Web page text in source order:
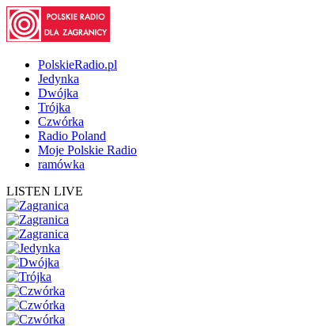
PolskieRadio.pl
Jedynka
Dwójka
Trójka
Czwórka
Radio Poland
Moje Polskie Radio
ramówka
LISTEN LIVE